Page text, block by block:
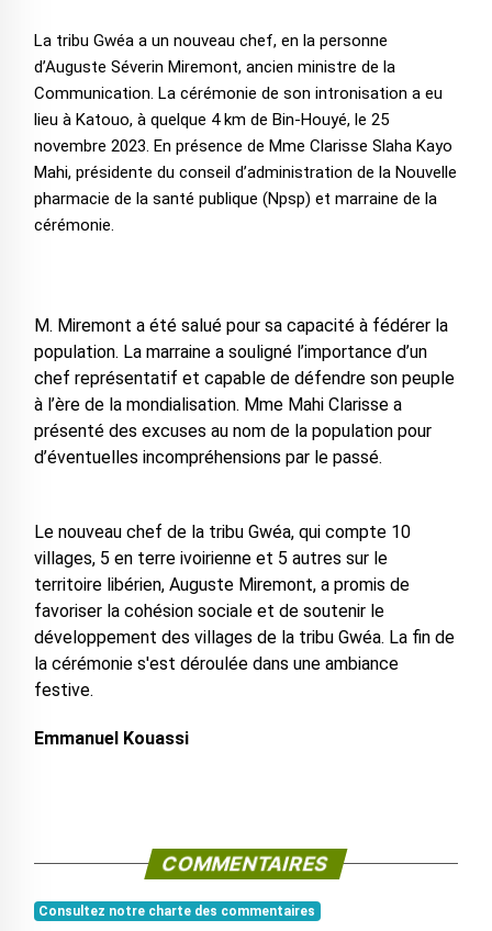
La tribu Gwéa a un nouveau chef, en la personne
d’Auguste Séverin Miremont, ancien ministre de la
Communication. La cérémonie de son intronisation a eu
lieu à Katouo, à quelque 4 km de Bin-Houyé, le 25
novembre 2023. En présence de Mme Clarisse Slaha Kayo
Mahi, présidente du conseil d’administration de la Nouvelle
pharmacie de la santé publique (Npsp) et marraine de la
cérémonie.
M. Miremont a été salué pour sa capacité à fédérer la
population. La marraine a souligné l’importance d’un
chef représentatif et capable de défendre son peuple
à l’ère de la mondialisation. Mme Mahi Clarisse a
présenté des excuses au nom de la population pour
d’éventuelles incompréhensions par le passé.
Le nouveau chef de la tribu Gwéa, qui compte 10
villages, 5 en terre ivoirienne et 5 autres sur le
territoire libérien, Auguste Miremont, a promis de
favoriser la cohésion sociale et de soutenir le
développement des villages de la tribu Gwéa. La fin de
la cérémonie s'est déroulée dans une ambiance
festive.
Emmanuel Kouassi
COMMENTAIRES
Consultez notre charte des commentaires